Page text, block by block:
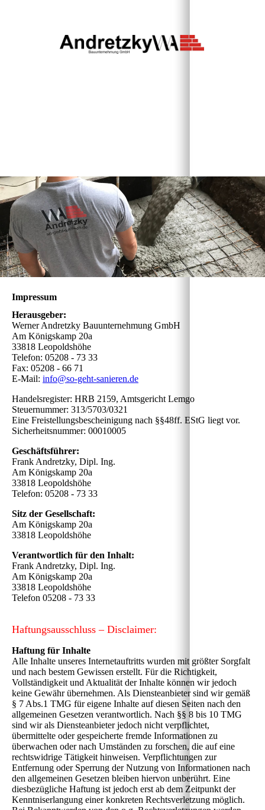
Impressum
Herausgeber:
Werner Andretzky Bauunternehmung GmbH
Am Königskamp 20a
33818 Leopoldshöhe
Telefon: 05208 - 73 33
Fax: 05208 - 66 71
E-Mail: info@so-geht-sanieren.de
Handelsregister: HRB 2159, Amtsgericht Lemgo
Steuernummer: 313/5703/0321
Eine Freistellungsbescheinigung nach §§48ff. EStG liegt vor.
Sicherheitsnummer: 00010005
Geschäftsführer:
Frank Andretzky, Dipl. Ing.
Am Königskamp 20a
33818 Leopoldshöhe
Telefon: 05208 - 73 33
Sitz der Gesellschaft:
Am Königskamp 20a
33818 Leopoldshöhe
Verantwortlich für den Inhalt:
Frank Andretzky, Dipl. Ing.
Am Königskamp 20a
33818 Leopoldshöhe
Telefon 05208 - 73 33
Haftungsausschluss – Disclaimer:
Haftung für Inhalte
Alle Inhalte unseres Internetauftritts wurden mit größter Sorgfalt
und nach bestem Gewissen erstellt. Für die Richtigkeit,
Vollständigkeit und Aktualität der Inhalte können wir jedoch
keine Gewähr übernehmen. Als Diensteanbieter sind wir gemäß
§ 7 Abs.1 TMG für eigene Inhalte auf diesen Seiten nach den
allgemeinen Gesetzen verantwortlich. Nach §§ 8 bis 10 TMG
sind wir als Diensteanbieter jedoch nicht verpflichtet,
übermittelte oder gespeicherte fremde Informationen zu
überwachen oder nach Umständen zu forschen, die auf eine
rechtswidrige Tätigkeit hinweisen. Verpflichtungen zur
Entfernung oder Sperrung der Nutzung von Informationen nach
den allgemeinen Gesetzen bleiben hiervon unberührt. Eine
diesbezügliche Haftung ist jedoch erst ab dem Zeitpunkt der
Kenntniserlangung einer konkreten Rechtsverletzung möglich.